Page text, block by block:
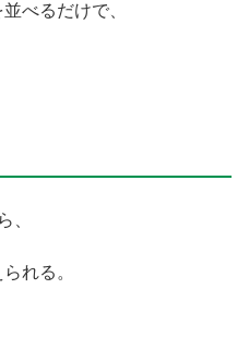
べるだけで、
、
れる。